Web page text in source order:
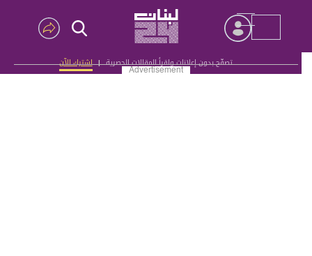
تصفّح بدون إعلانات واقرأ المقالات الحصرية | اشترك الآن
Advertisement